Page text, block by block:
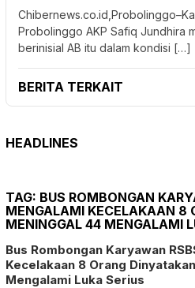
Probolinggo AKP Safiq Jundhira
berinisial AB itu dalam kondisi […]
BERITA TERKAIT
HEADLINES
TAG: BUS ROMBONGAN
MENGALAMI KECELAKAAN 8
MENINGGAL 44 MENGALAMI
Bus Rombongan Karyawan
Kecelakaan 8 Orang
Mengalami Luka Serius